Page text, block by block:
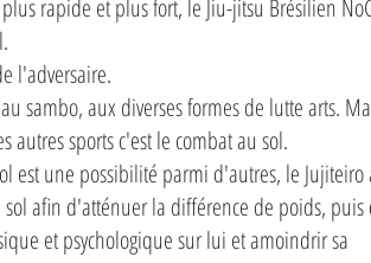
rapide et plus fort, le Jiu-jitsu Brésilien
l'adversaire.
sambo, aux diverses formes de lutte arts.
autres sports c'est le combat au sol.
est une possibilité parmi d'autres, le
afin d'atténuer la différence de poids, puis
et psychologique sur lui et amoindrir sa